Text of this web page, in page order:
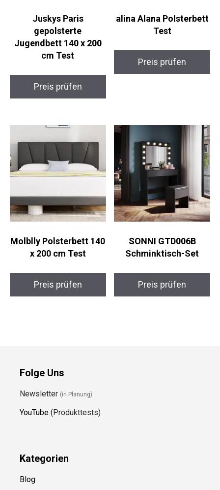
Juskys Paris
gepolsterte
Jugendbett 140 x 200
cm Test
Preis prüfen
alina Alana Polsterbett
Test
Preis prüfen
Molblly Polsterbett 140
x 200 cm Test
Preis prüfen
SONNI GTD006B
Schminktisch-Set
Preis prüfen
Folge Uns
Newsletter (in Planung)
YouTube (Produkttests)
Kategorien
Blog